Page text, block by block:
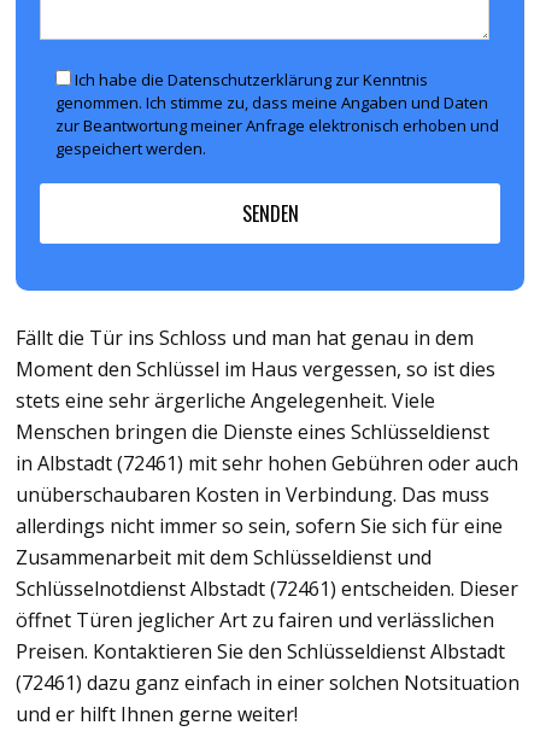
Ich habe die Datenschutzerklärung zur Kenntnis
genommen. Ich stimme zu, dass meine Angaben und Daten
zur Beantwortung meiner Anfrage elektronisch erhoben und
gespeichert werden.
Fällt die Tür ins Schloss und man hat genau in dem
Moment den Schlüssel im Haus vergessen, so ist dies
stets eine sehr ärgerliche Angelegenheit. Viele
Menschen bringen die Dienste eines Schlüsseldienst
in Albstadt (72461) mit sehr hohen Gebühren oder auch
unüberschaubaren Kosten in Verbindung. Das muss
allerdings nicht immer so sein, sofern Sie sich für eine
Zusammenarbeit mit dem Schlüsseldienst und
Schlüsselnotdienst Albstadt (72461) entscheiden. Dieser
öffnet Türen jeglicher Art zu fairen und verlässlichen
Preisen. Kontaktieren Sie den Schlüsseldienst Albstadt
(72461) dazu ganz einfach in einer solchen Notsituation
und er hilft Ihnen gerne weiter!